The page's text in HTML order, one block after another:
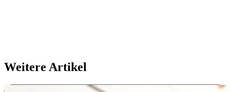
Weitere Artikel